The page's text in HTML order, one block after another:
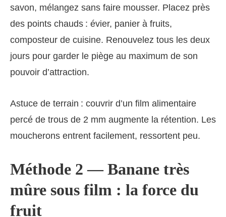
savon, mélangez sans faire mousser. Placez près
des points chauds : évier, panier à fruits,
composteur de cuisine. Renouvelez tous les deux
jours pour garder le piège au maximum de son
pouvoir d’attraction.
Astuce de terrain : couvrir d’un film alimentaire
percé de trous de 2 mm augmente la rétention. Les
moucherons entrent facilement, ressortent peu.
Méthode 2 — Banane très
mûre sous film : la force du
fruit